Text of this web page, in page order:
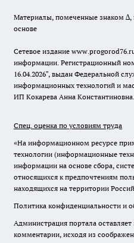
Материалы, помеченные знаком ∆,
основе
Сетевое издание
информации. Регистрационный
16.04.2026", выдан Федеральной
информационных технологий и
ИП Кокарева Анна Константиновна.
Спец. оценка по условиям труда
«На информационном ресурсе
технологии (информационные
информации на основе сбора,
относящихся к предпочтениям
находящихся на территории
Политика конфиденциальности и
Администрация портала
комментарии, исходя из